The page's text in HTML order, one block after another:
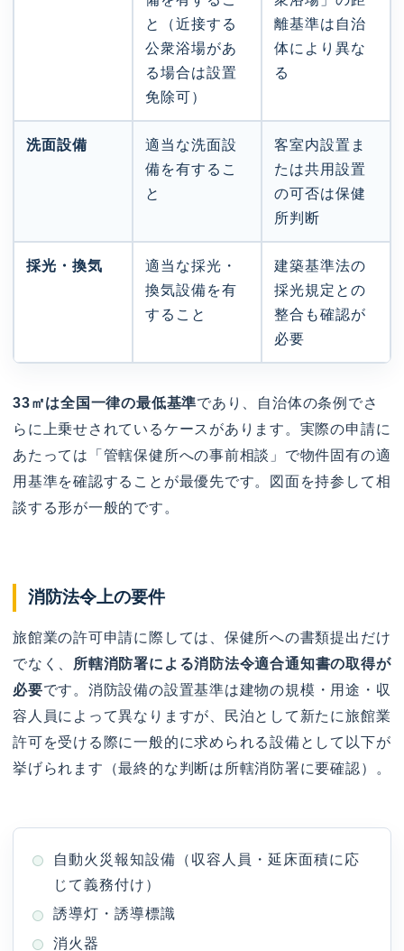
と（近接する
公衆浴場があ
る場合は設置
免除可）
離基準は自治
体により異な
る
洗面設備
適当な洗面設
備を有するこ
と
客室内設置ま
たは共用設置
の可否は保健
所判断
採光・換気
適当な採光・
換気設備を有
すること
建築基準法の
採光規定との
整合も確認が
必要
33㎡は全国一律の最低基準であり、自治体の条例でさ
らに上乗せされているケースがあります。実際の申請に
あたっては「管轄保健所への事前相談」で物件固有の適
用基準を確認することが最優先です。図面を持参して相
談する形が一般的です。
消防法令上の要件
旅館業の許可申請に際しては、保健所への書類提出だけ
でなく、
所轄消防署による消防法令適合通知書の取得が
必要です。消防設備の設置基準は建物の規模・用途・収
容人員によって異なりますが、民泊として新たに旅館業
許可を受ける際に一般的に求められる設備として以下が
挙げられます（最終的な判断は所轄消防署に要確認）。
自動火災報知設備（収容人員・延床面積に応
じて義務付け）
誘導灯・誘導標識
消火器